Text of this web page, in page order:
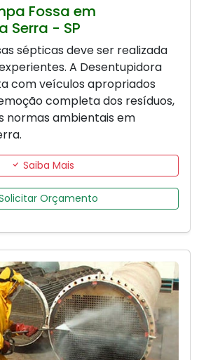
Fossa em
Serra - SP
sépticas deve ser realizada
A Desentupidora
com veículos apropriados
completa dos resíduos,
normas ambientais em
Saiba Mais
Orçamento